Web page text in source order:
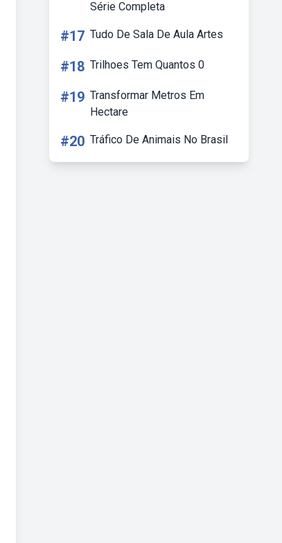
Série Completa
#17 Tudo De Sala De Aula Artes
#18 Trilhoes Tem Quantos 0
#19 Transformar Metros Em
Hectare
#20 Tráfico De Animais No Brasil